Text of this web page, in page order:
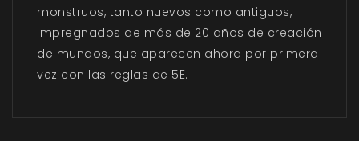
monstruos, tanto nuevos como antiguos,
impregnados de más de 20 años de creación
de mundos, que aparecen ahora por primera
vez con las reglas de 5E.